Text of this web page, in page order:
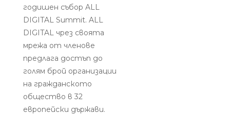
годишен събор ALL
DIGITAL Summit. ALL
DIGITAL чрез своята
мрежа от членове
предлага достъп до
голям брой организации
на гражданското
общество в 32
европейски държави.